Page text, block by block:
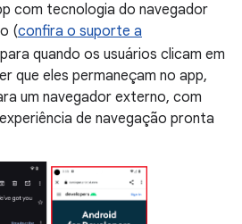
com tecnologia do navegador
(confira o suporte a
quando os usuários clicam em
que eles permaneçam no app,
um navegador externo, com
de navegação pronta